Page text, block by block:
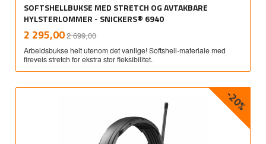
SOFTSHELLBUKSE MED STRETCH OG AVTAKBARE
HYLSTERLOMMER - SNICKERS® 6940
Tilbud
2 295,002 699,00mva.
Arbeidsbukse helt utenom det vanlige! Softshell-materiale med
fireveis stretch for ekstra stor fleksibilitet.
-20%